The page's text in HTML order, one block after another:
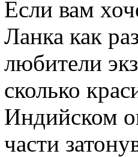
Если вам
Ланка как
любители
сколько
Индийском
части